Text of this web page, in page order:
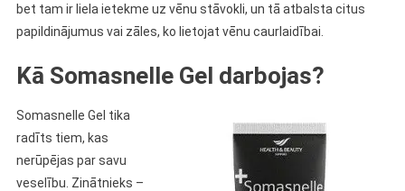
bet tam ir liela ietekme uz vēnu stāvokli, un tā atbalsta citus
papildinājumus vai zāles, ko lietojat vēnu caurlaidībai.
Kā Somasnelle Gel darbojas?
Somasnelle Gel tika
radīts tiem, kas
nerūpējas par savu
veselību. Zinātnieks –